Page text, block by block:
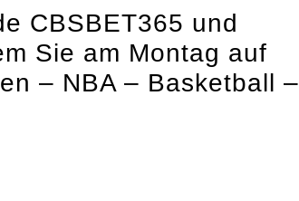
CBSBET365 und
Sie am Montag auf
– NBA – Basketball –